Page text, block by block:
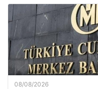
08/08/2026